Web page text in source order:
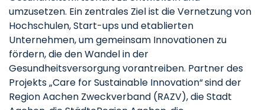
umzusetzen. Ein zentrales Ziel ist die Vernetzung von
Hochschulen, Start-ups und etablierten
Unternehmen, um gemeinsam Innovationen zu
fördern, die den Wandel in der
Gesundheitsversorgung vorantreiben. Partner des
Projekts „Care for Sustainable Innovation“sind der
Region Aachen Zweckverband (RAZV), die Stadt